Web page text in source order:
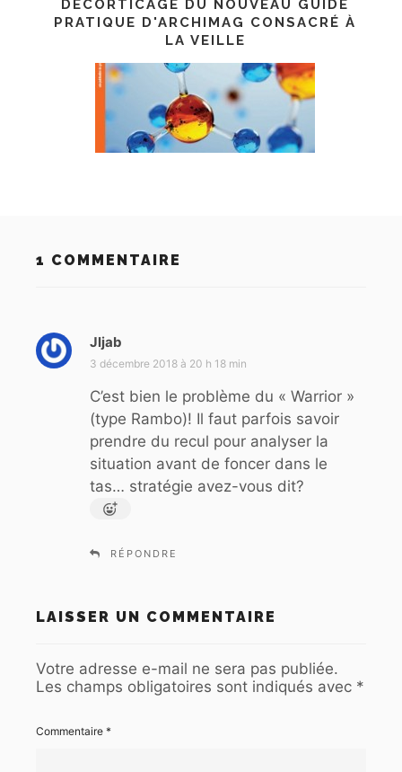
DÉCORTICAGE DU NOUVEAU GUIDE
PRATIQUE D'ARCHIMAG CONSACRÉ À
LA VEILLE
1 COMMENTAIRE
Jljab
i
:
3 décembre 2018 à 20 h 18 min
C’est bien le problème du « Warrior »
(type Rambo)! Il faut parfois savoir
prendre du recul pour analyser la
situation avant de foncer dans le
tas… stratégie avez-vous dit?
RÉPONDRE
LAISSER UN COMMENTAIRE
Votre adresse e-mail ne sera pas publiée.
Les champs obligatoires sont indiqués avec *
Commentaire *